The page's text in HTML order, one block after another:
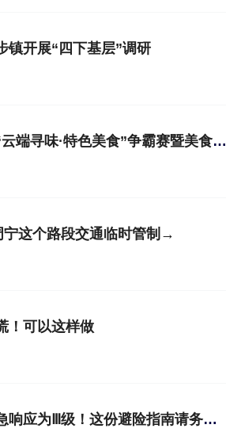
镇开展“四下基层”调研
关于延期举办周宁县“云端寻味·特色美食”争霸赛暨美食推广活动周的公告
这个路段交通临时管制→
！可以这样做
市防指提升防台风应急响应为Ⅲ级！这份避险指南请务必收好→